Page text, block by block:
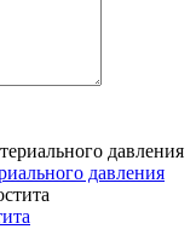
давления